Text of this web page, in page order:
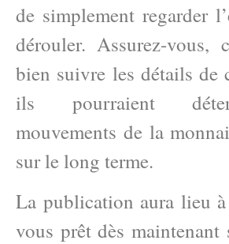
de simplement regarder
dérouler. Assurez-vous,
bien suivre les détails de
ils pourraient
mouvements de la
sur le long terme.
La publication aura lieu
vous prêt dès maintenant